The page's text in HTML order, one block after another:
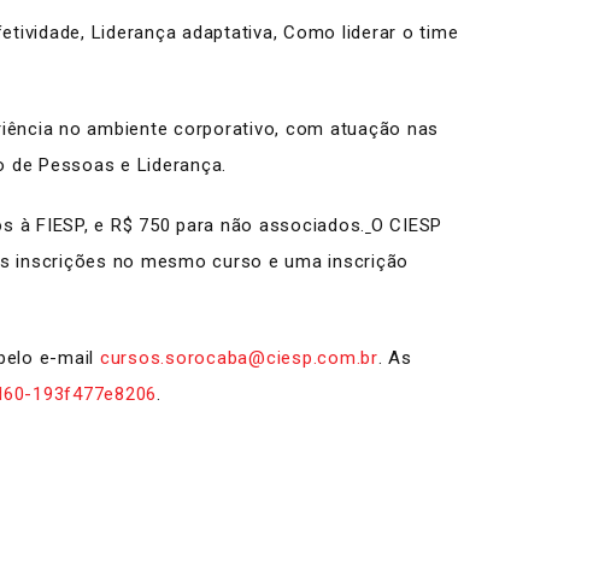
Liderança adaptativa, Como liderar o time
no ambiente corporativo, com atuação nas
Pessoas e Liderança.
FIESP, e R$ 750 para não associados. O CIESP
inscrições no mesmo curso e uma inscrição
e-mail cursos.sorocaba@ciesp.com.br. As
193f477e8206.